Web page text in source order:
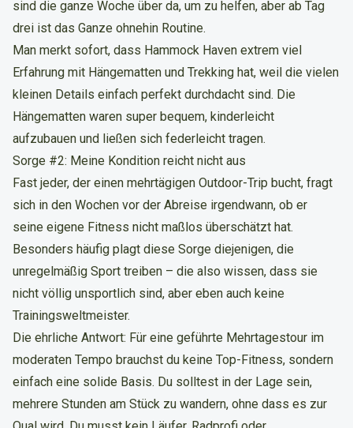
sind die ganze Woche über da, um zu helfen, aber ab Tag
drei ist das Ganze ohnehin Routine.
Man merkt sofort, dass Hammock Haven extrem viel
Erfahrung mit Hängematten und Trekking hat, weil die vielen
kleinen Details einfach perfekt durchdacht sind. Die
Hängematten waren super bequem, kinderleicht
aufzubauen und ließen sich federleicht tragen.
Sorge #2: Meine Kondition reicht nicht aus
Fast jeder, der einen mehrtägigen Outdoor-Trip bucht, fragt
sich in den Wochen vor der Abreise irgendwann, ob er
seine eigene Fitness nicht maßlos überschätzt hat.
Besonders häufig plagt diese Sorge diejenigen, die
unregelmäßig Sport treiben – die also wissen, dass sie
nicht völlig unsportlich sind, aber eben auch keine
Trainingsweltmeister.
Die ehrliche Antwort: Für eine geführte Mehrtagestour im
moderaten Tempo brauchst du keine Top-Fitness, sondern
einfach eine solide Basis. Du solltest in der Lage sein,
mehrere Stunden am Stück zu wandern, ohne dass es zur